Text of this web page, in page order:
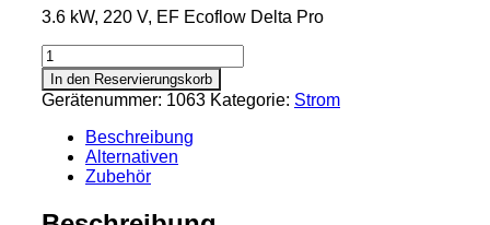
3.6 kW, 220 V, EF Ecoflow Delta Pro
Akku
Powerstation
Menge
In den Reservierungskorb
Gerätenummer: 1063 Kategorie: Strom
Beschreibung
Alternativen
Zubehör